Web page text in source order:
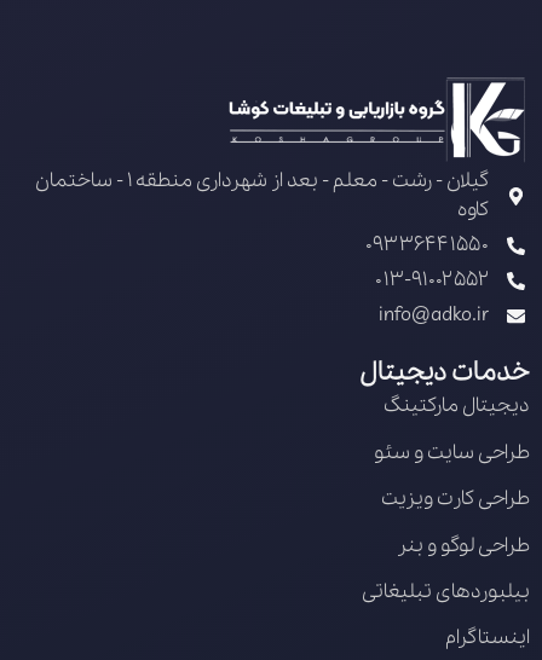
گیلان - رشت - معلم - بعد از شهرداری منطقه 1 - ساختمان
کاوه
09336441550
013-91002552
info@adko.ir
خدمات دیجیتال
دیجیتال مارکتینگ
طراحی سایت و سئو
طراحی کارت ویزیت
طراحی لوگو و بنر
بیلبوردهای تبلیغاتی
اینستاگرام